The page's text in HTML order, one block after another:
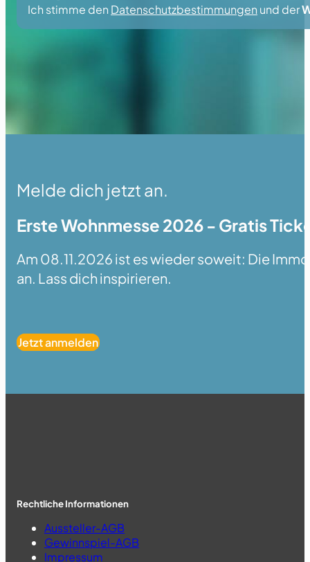
Ich stimme den Datenschutzbestimmungen und der
Melde dich jetzt an.
Erste Wohnmesse 2026 - Gratis
Am 08.11.2026 ist es wieder soweit: Die
an. Lass dich inspirieren.
Jetzt anmelden
Rechtliche Informationen
Aussteller-AGB
Gewinnspiel-AGB
Impressum